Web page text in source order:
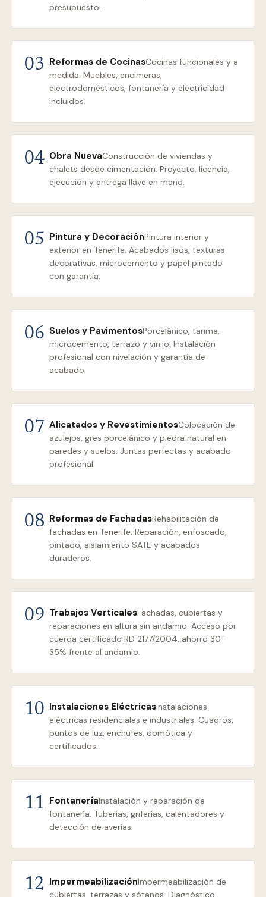
presupuesto.
03 Reformas de CocinasCocinas funcionales y a
medida. Muebles, encimeras,
electrodomésticos, fontanería y electricidad
incluidos.
04 Obra NuevaConstrucción de viviendas y
chalets desde cimentación. Proyecto, licencia,
ejecución y entrega llave en mano.
05 Pintura y DecoraciónPintura interior y
exterior en Tenerife. Acabados lisos, texturas
decorativas, microcemento y papel pintado
con garantía.
06 Suelos y PavimentosPorcelánico, tarima,
microcemento, terrazo y vinilo. Instalación
profesional con nivelación y garantía de
acabado.
07 Alicatados y RevestimientosColocación de
azulejos, gres porcelánico y piedra natural en
paredes y suelos. Juntas perfectas y acabado
profesional.
08 Reformas de FachadasRehabilitación de
fachadas en Tenerife. Reparación, enfoscado,
pintado, aislamiento SATE y acabados
duraderos.
09 Trabajos VerticalesFachadas, cubiertas y
reparaciones en altura sin andamio. Acceso por
cuerda certificado RD 2177/2004, ahorro 30–
35% frente al andamio.
10 Instalaciones EléctricasInstalaciones
eléctricas residenciales e industriales. Cuadros,
puntos de luz, enchufes, domótica y
certificados.
11 FontaneríaInstalación y reparación de
fontanería. Tuberías, griferías, calentadores y
detección de averías.
12 ImpermeabilizaciónImpermeabilización de
cubiertas, terrazas y sótanos. Diagnóstico,